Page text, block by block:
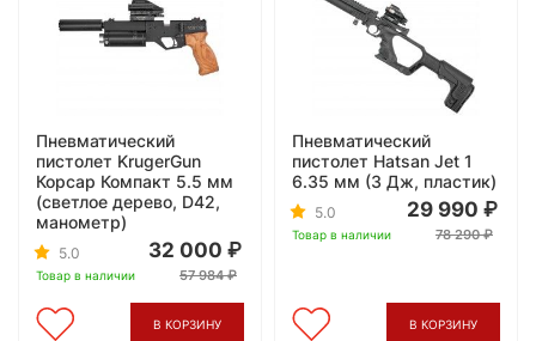
Пневматический
пистолет KrugerGun
Корсар Компакт 5.5 мм
(светлое дерево, D42,
манометр)
5.0
Товар в наличии
32 000
57 984
В КОРЗИНУ
Пневматический
пистолет Hatsan Jet 1
6.35 мм (3 Дж, пластик)
5.0
Товар в наличии
29 990
78 290
В КОРЗИНУ